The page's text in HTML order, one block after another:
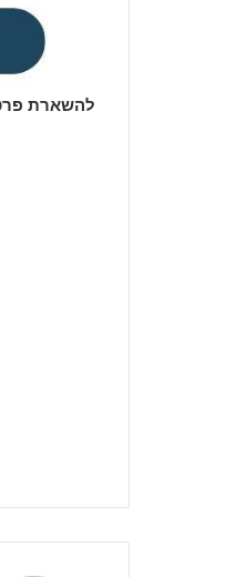
להשארת